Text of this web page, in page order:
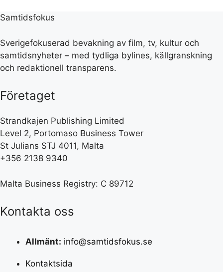
Samtidsfokus
Sverigefokuserad bevakning av film, tv, kultur och
samtidsnyheter – med tydliga bylines, källgranskning
och redaktionell transparens.
Företaget
Strandkajen Publishing Limited
Level 2, Portomaso Business Tower
St Julians STJ 4011, Malta
+356 2138 9340
Malta Business Registry: C 89712
Kontakta oss
Allmänt: info@samtidsfokus.se
Kontaktsida